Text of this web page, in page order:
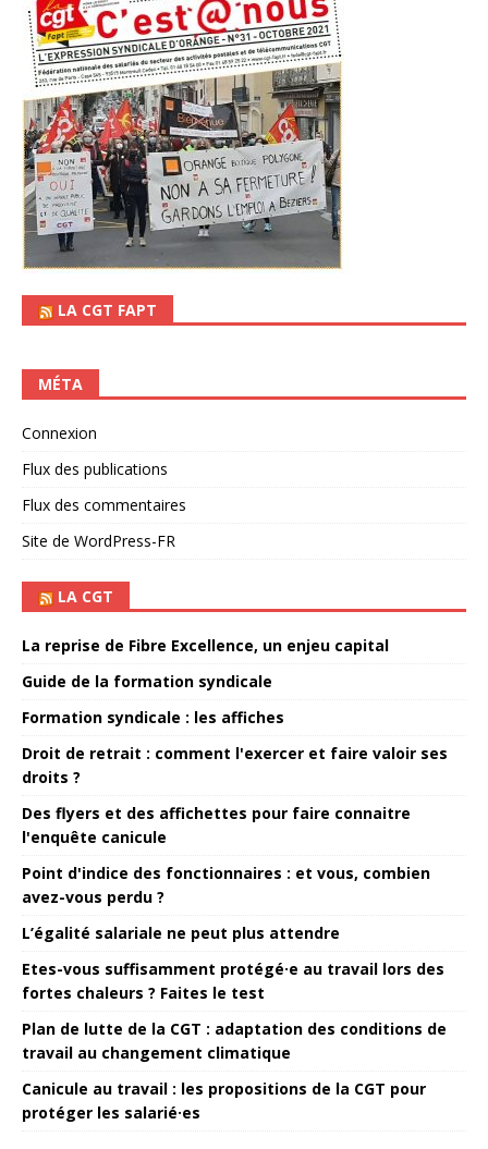
LA CGT FAPT
MÉTA
Connexion
Flux des publications
Flux des commentaires
Site de WordPress-FR
LA CGT
La reprise de Fibre Excellence, un enjeu capital
Guide de la formation syndicale
Formation syndicale : les affiches
Droit de retrait : comment l'exercer et faire valoir ses
droits ?
Des flyers et des affichettes pour faire connaitre
l'enquête canicule
Point d'indice des fonctionnaires : et vous, combien
avez-vous perdu ?
L’égalité salariale ne peut plus attendre
Etes-vous suffisamment protégé·e au travail lors des
fortes chaleurs ? Faites le test
Plan de lutte de la CGT : adaptation des conditions de
travail au changement climatique
Canicule au travail : les propositions de la CGT pour
protéger les salarié·es